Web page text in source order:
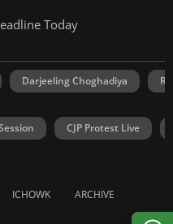
Today
Darjeeling Choghadiya
CJP Protest Live
ICHOWK ARCHIVE